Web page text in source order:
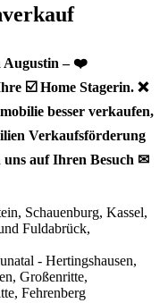
Augustin – ❤️
☑️ Home Stagerin. ❌
besser verkaufen,
Verkaufsförderung
auf Ihren Besuch ✉